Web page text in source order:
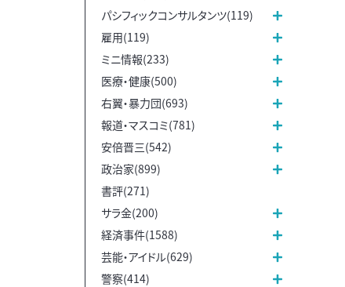
パシフィックコンサルタンツ(119)
雇用(119)
ミニ情報(233)
医療・健康(500)
右翼・暴力団(693)
報道・マスコミ(781)
安倍晋三(542)
政治家(899)
書評(271)
サラ金(200)
経済事件(1588)
芸能・アイドル(629)
警察(414)